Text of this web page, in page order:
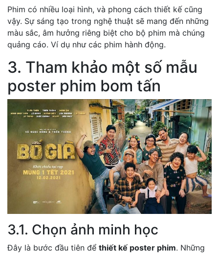
Phim có nhiều loại hình, và phong cách thiết kế cũng
vậy. Sự sáng tạo trong nghệ thuật sẽ mang đến những
màu sắc, âm hưởng riêng biệt cho bộ phim mà chúng
quảng cáo. Ví dụ như các phim hành động.
3. Tham khảo một số mẫu
poster phim bom tấn
3.1. Chọn ảnh minh học
Đây là bước đầu tiên để thiết kế poster phim. Những